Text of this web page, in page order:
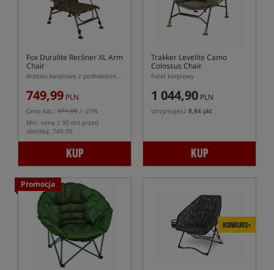
Fox Duralite Recliner XL Arm
Chair
Krzesło karpiowe z podłokietnikami i wysokim oparciem
749,99 PLN
Cena kat.: 971,99 / -23%
Min. cena z 30 dni przed
obniżką: 749.99
KUP
Trakker Levelite Camo
Colossus Chair
Fotel karpiowy
1 044,90 PLN
otrzymujesz 8,84 pkt
KUP
Promocja
KONKURS+